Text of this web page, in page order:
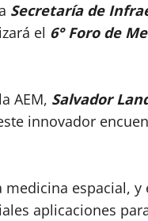
Secretaría de
el 6° Foro de
AEM, Salvador
innovador
espacial,
aplicaciones